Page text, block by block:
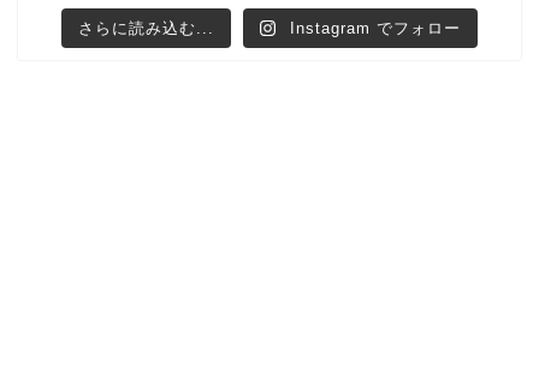
さらに読み込む... Instagram でフォロー